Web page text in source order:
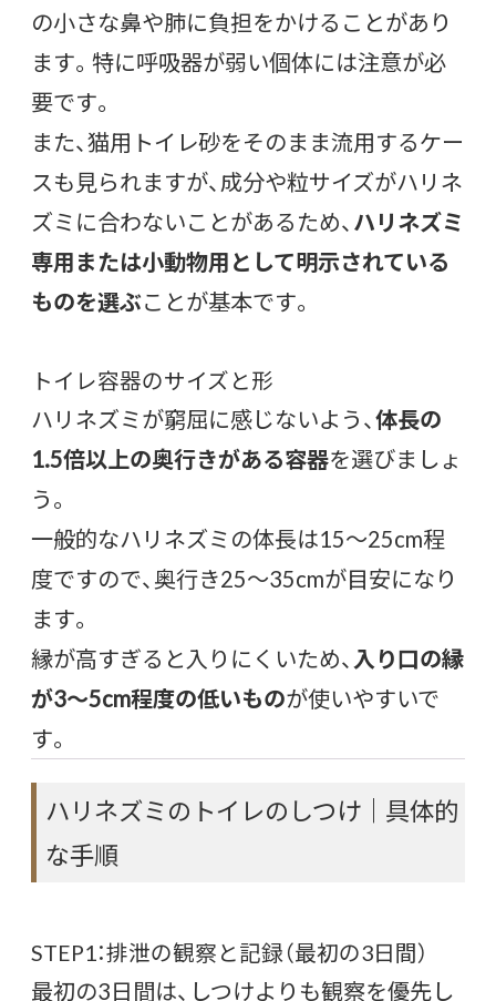
の小さな鼻や肺に負担をかけることがあり
ます。特に呼吸器が弱い個体には注意が必
要です。
また、猫用トイレ砂をそのまま流用するケー
スも見られますが、成分や粒サイズがハリネ
ズミに合わないことがあるため、ハリネズミ
専用または小動物用として明示されている
ものを選ぶことが基本です。
トイレ容器のサイズと形
ハリネズミが窮屈に感じないよう、体長の
1.5倍以上の奥行きがある容器を選びましょ
う。
一般的なハリネズミの体長は15〜25cm程
度ですので、奥行き25〜35cmが目安になり
ます。
縁が高すぎると入りにくいため、入り口の縁
が3〜5cm程度の低いものが使いやすいで
す。
ハリネズミのトイレのしつけ｜具体的
な手順
STEP1：排泄の観察と記録（最初の3日間）
最初の3日間は、しつけよりも観察を優先し